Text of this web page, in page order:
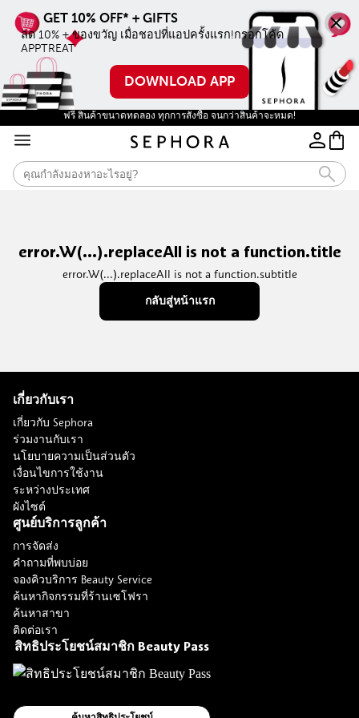
ลด 10% + ของขวัญ เมื่อชอปที่แอปครั้งแรก!กรอกโค้ด
APPTREAT
DOWNLOAD APP
ฟรี สินค้าขนาดทดลอง ทุกการสั่งซื้อ จนกว่าสินค้าจะหมด!
error.W(...).replaceAll is not a function.title
error.W(...).replaceAll is not a function.subtitle
กลับสู่หน้าแรก
เกี่ยวกับเรา
เกี่ยวกับ Sephora
ร่วมงานกับเรา
นโยบายความเป็นส่วนตัว
เงื่อนไขการใช้งาน
ระหว่างประเทศ
ผังไซต์
ศูนย์บริการลูกค้า
การจัดส่ง
คำถามที่พบบ่อย
จองคิวบริการ Beauty Service
ค้นหากิจกรรมที่ร้านเซโฟรา
ค้นหาสาขา
ติดต่อเรา
สิทธิประโยชน์สมาชิก Beauty Pass